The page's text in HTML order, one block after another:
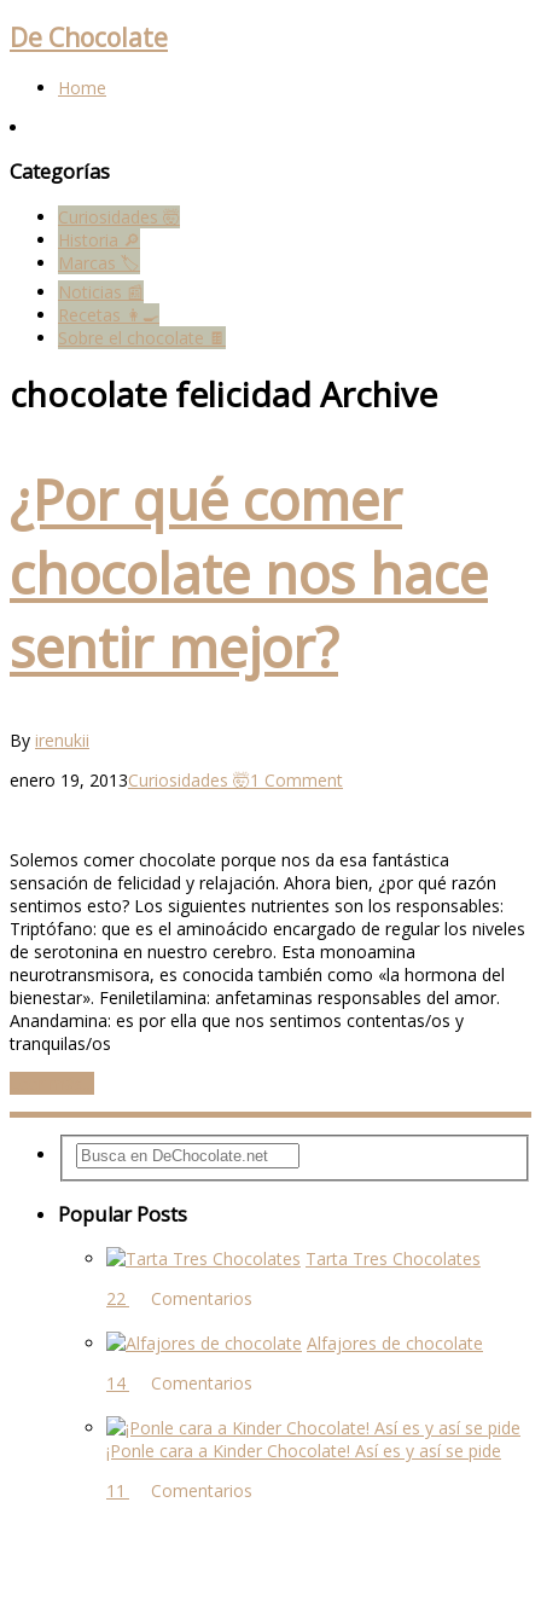
De Chocolate
Home
Categorías
Curiosidades 🤯
Historia 🔎
Marcas 🏷
Noticias 📰
Recetas 👩‍🍳
Sobre el chocolate 🍫
chocolate felicidad Archive
¿Por qué comer
chocolate nos hace
sentir mejor?
By irenukii
enero 19, 2013Curiosidades 🤯1 Comment
Solemos comer chocolate porque nos da esa fantástica
sensación de felicidad y relajación. Ahora bien, ¿por qué razón
sentimos esto? Los siguientes nutrientes son los responsables:
Triptófano: que es el aminoácido encargado de regular los niveles
de serotonina en nuestro cerebro. Esta monoamina
neurotransmisora, es conocida también como «la hormona del
bienestar». Feniletilamina: anfetaminas responsables del amor.
Anandamina: es por ella que nos sentimos contentas/os y
tranquilas/os
Popular Posts
Tarta Tres Chocolates
22 comentarios
Alfajores de chocolate
14 comentarios
¡Ponle cara a Kinder Chocolate! Así es y así se pide
11 comentarios